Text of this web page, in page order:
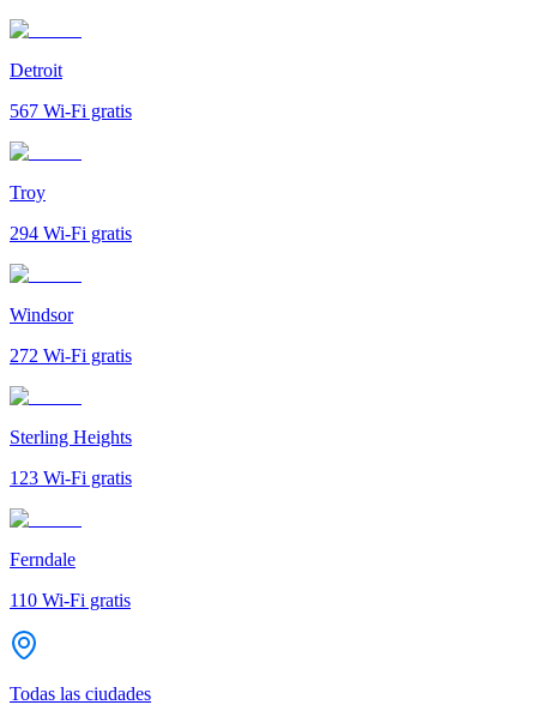
Detroit
567 Wi-Fi gratis
Troy
294 Wi-Fi gratis
Windsor
272 Wi-Fi gratis
Sterling Heights
123 Wi-Fi gratis
Ferndale
110 Wi-Fi gratis
Todas las ciudades